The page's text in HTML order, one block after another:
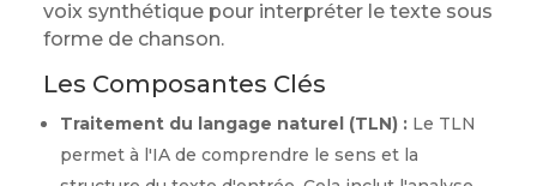
voix synthétique pour interpréter le texte sous
forme de chanson.
Les Composantes Clés
Traitement du langage naturel (TLN) :Le TLN
permet à l'IA de comprendre le sens et la